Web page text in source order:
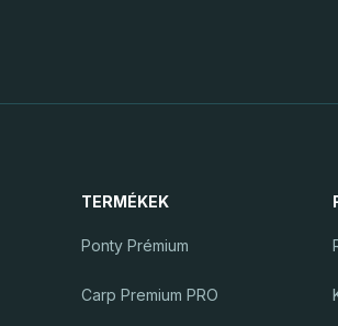
TERMÉKEK
Ponty Prémium
Carp Premium PRO